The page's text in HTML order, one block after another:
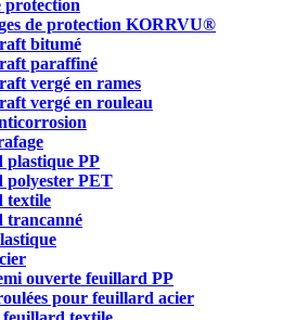
protection
de protection KORRVU®
bitumé
paraffiné
vergé en rames
vergé en rouleau
plastique PP
polyester PET
textile
trancanné
ouverte feuillard PP
pour feuillard acier